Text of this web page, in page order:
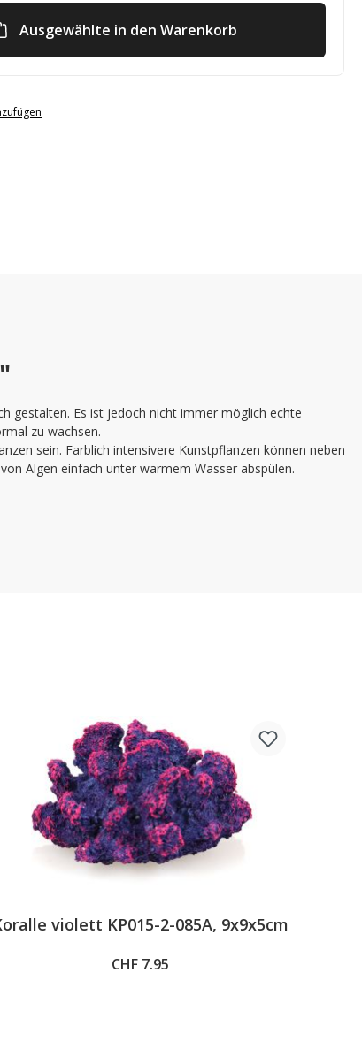
Ausgewählte in den Warenkorb
gestalten. Es ist jedoch nicht immer möglich echte
zu wachsen.
sein. Farblich intensivere Kunstpflanzen können neben
Algen einfach unter warmem Wasser abspülen.
violett KP015-2-085A, 9x9x5cm
CHF 7.95